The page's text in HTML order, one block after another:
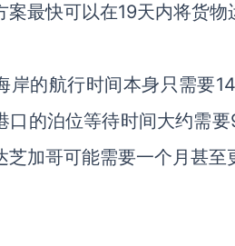
案最快可以在19天内将货物
岸的航行时间本身只需要
口 的泊位等待时间大约需要
芝加哥可能需要一个月甚至